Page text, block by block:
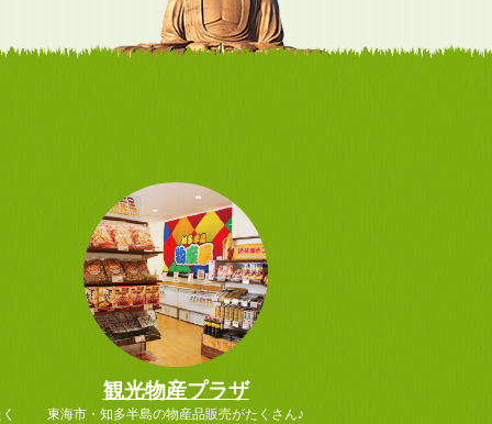
観光物産プラザ
東海市・知多半島の物産品販売がたくさん♪